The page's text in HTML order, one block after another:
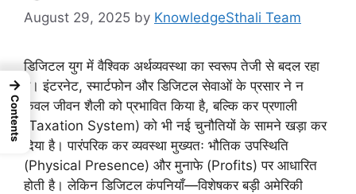
August 29, 2025 by KnowledgeSthali Team
डिजिटल युग में वैश्विक अर्थव्यवस्था का स्वरूप तेजी से बदल रहा
है। इंटरनेट, स्मार्टफोन और डिजिटल सेवाओं के प्रसार ने न
केवल जीवन शैली को प्रभावित किया है, बल्कि कर प्रणाली
(Taxation System) को भी नई चुनौतियों के सामने खड़ा कर
दिया है। पारंपरिक कर व्यवस्था मुख्यतः भौतिक उपस्थिति
(Physical Presence) और मुनाफे (Profits) पर आधारित
होती है। लेकिन डिजिटल कंपनियाँ—विशेषकर बड़ी अमेरिकी
→
Contents